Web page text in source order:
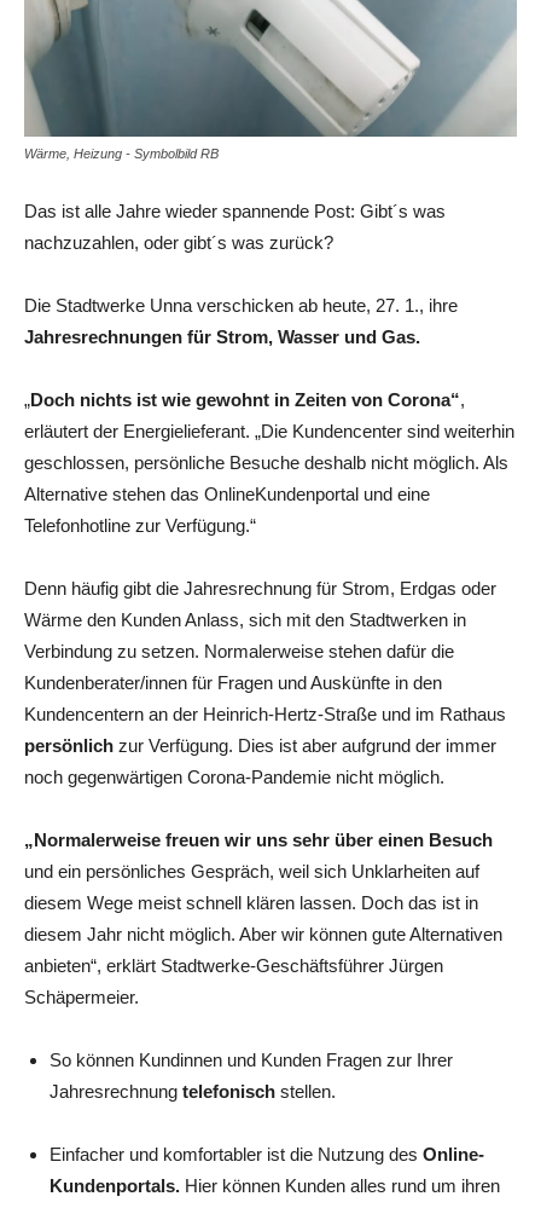
Wärme, Heizung - Symbolbild RB
Das ist alle Jahre wieder spannende Post: Gibt´s was
nachzuzahlen, oder gibt´s was zurück?
Die Stadtwerke Unna verschicken ab heute, 27. 1., ihre
Jahresrechnungen für Strom, Wasser und Gas.
„Doch nichts ist wie gewohnt in Zeiten von Corona“,
erläutert der Energielieferant. „Die Kundencenter sind weiterhin
geschlossen, persönliche Besuche deshalb nicht möglich. Als
Alternative stehen das OnlineKundenportal und eine
Telefonhotline zur Verfügung.“
Denn häufig gibt die Jahresrechnung für Strom, Erdgas oder
Wärme den Kunden Anlass, sich mit den Stadtwerken in
Verbindung zu setzen. Normalerweise stehen dafür die
Kundenberater/innen für Fragen und Auskünfte in den
Kundencentern an der Heinrich-Hertz-Straße und im Rathaus
persönlich zur Verfügung. Dies ist aber aufgrund der immer
noch gegenwärtigen Corona-Pandemie nicht möglich.
„Normalerweise freuen wir uns sehr über einen Besuch
und ein persönliches Gespräch, weil sich Unklarheiten auf
diesem Wege meist schnell klären lassen. Doch das ist in
diesem Jahr nicht möglich. Aber wir können gute Alternativen
anbieten“, erklärt Stadtwerke-Geschäftsführer Jürgen
Schäpermeier.
So können Kundinnen und Kunden Fragen zur Ihrer
Jahresrechnung telefonisch stellen.
Einfacher und komfortabler ist die Nutzung des Online-
Kundenportals. Hier können Kunden alles rund um ihren